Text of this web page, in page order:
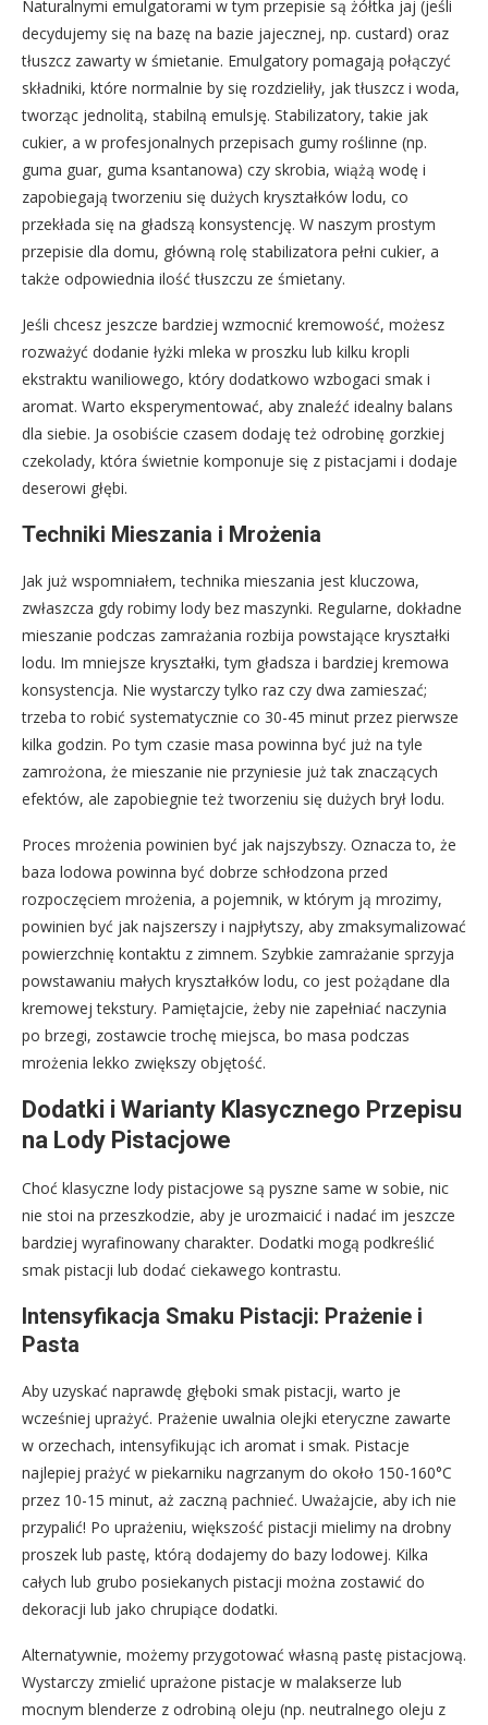
Naturalnymi emulgatorami w tym przepisie są żółtka jaj (jeśli
decydujemy się na bazę na bazie jajecznej, np. custard) oraz
tłuszcz zawarty w śmietanie. Emulgatory pomagają połączyć
składniki, które normalnie by się rozdzieliły, jak tłuszcz i woda,
tworząc jednolitą, stabilną emulsję. Stabilizatory, takie jak
cukier, a w profesjonalnych przepisach gumy roślinne (np.
guma guar, guma ksantanowa) czy skrobia, wiążą wodę i
zapobiegają tworzeniu się dużych kryształków lodu, co
przekłada się na gładszą konsystencję. W naszym prostym
przepisie dla domu, główną rolę stabilizatora pełni cukier, a
także odpowiednia ilość tłuszczu ze śmietany.
Jeśli chcesz jeszcze bardziej wzmocnić kremowość, możesz
rozważyć dodanie łyżki mleka w proszku lub kilku kropli
ekstraktu waniliowego, który dodatkowo wzbogaci smak i
aromat. Warto eksperymentować, aby znaleźć idealny balans
dla siebie. Ja osobiście czasem dodaję też odrobinę gorzkiej
czekolady, która świetnie komponuje się z pistacjami i dodaje
deserowi głębi.
Techniki Mieszania i Mrożenia
Jak już wspomniałem, technika mieszania jest kluczowa,
zwłaszcza gdy robimy lody bez maszynki. Regularne, dokładne
mieszanie podczas zamrażania rozbija powstające kryształki
lodu. Im mniejsze kryształki, tym gładsza i bardziej kremowa
konsystencja. Nie wystarczy tylko raz czy dwa zamieszać;
trzeba to robić systematycznie co 30-45 minut przez pierwsze
kilka godzin. Po tym czasie masa powinna być już na tyle
zamrożona, że mieszanie nie przyniesie już tak znaczących
efektów, ale zapobiegnie też tworzeniu się dużych brył lodu.
Proces mrożenia powinien być jak najszybszy. Oznacza to, że
baza lodowa powinna być dobrze schłodzona przed
rozpoczęciem mrożenia, a pojemnik, w którym ją mrozimy,
powinien być jak najszerszy i najpłytszy, aby zmaksymalizować
powierzchnię kontaktu z zimnem. Szybkie zamrażanie sprzyja
powstawaniu małych kryształków lodu, co jest pożądane dla
kremowej tekstury. Pamiętajcie, żeby nie zapełniać naczynia
po brzegi, zostawcie trochę miejsca, bo masa podczas
mrożenia lekko zwiększy objętość.
Dodatki i Warianty Klasycznego Przepisu
na Lody Pistacjowe
Choć klasyczne lody pistacjowe są pyszne same w sobie, nic
nie stoi na przeszkodzie, aby je urozmaicić i nadać im jeszcze
bardziej wyrafinowany charakter. Dodatki mogą podkreślić
smak pistacji lub dodać ciekawego kontrastu.
Intensyfikacja Smaku Pistacji: Prażenie i
Pasta
Aby uzyskać naprawdę głęboki smak pistacji, warto je
wcześniej uprażyć. Prażenie uwalnia olejki eteryczne zawarte
w orzechach, intensyfikując ich aromat i smak. Pistacje
najlepiej prażyć w piekarniku nagrzanym do około 150-160°C
przez 10-15 minut, aż zaczną pachnieć. Uważajcie, aby ich nie
przypalić! Po uprażeniu, większość pistacji mielimy na drobny
proszek lub pastę, którą dodajemy do bazy lodowej. Kilka
całych lub grubo posiekanych pistacji można zostawić do
dekoracji lub jako chrupiące dodatki.
Alternatywnie, możemy przygotować własną pastę pistacjową.
Wystarczy zmielić uprażone pistacje w malakserze lub
mocnym blenderze z odrobiną oleju (np. neutralnego oleju z